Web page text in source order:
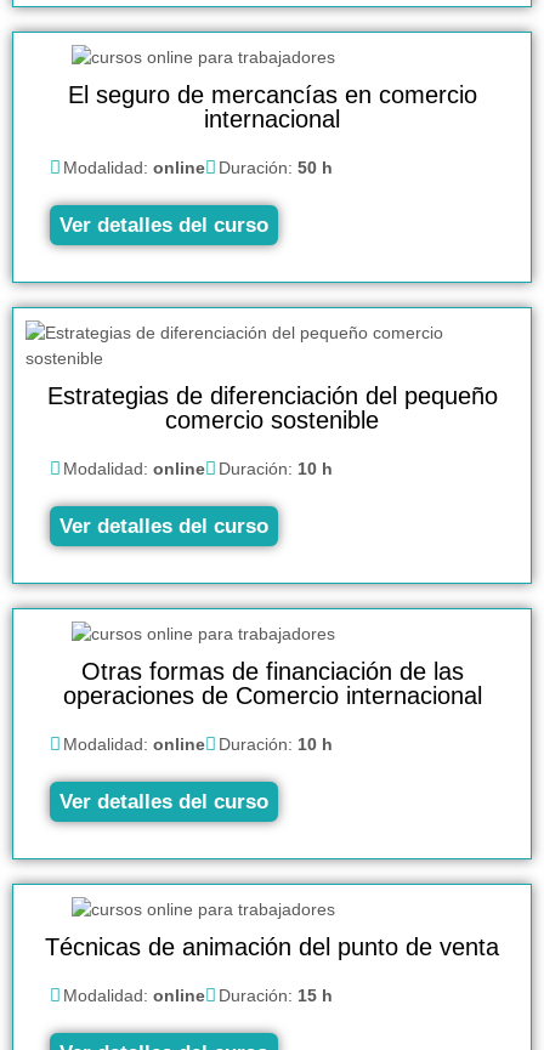
El seguro de mercancías en comercio
internacional
Modalidad: online Duración: 50 h
Ver detalles del curso
Estrategias de diferenciación del pequeño
comercio sostenible
Modalidad: online Duración: 10 h
Ver detalles del curso
Otras formas de financiación de las
operaciones de Comercio internacional
Modalidad: online Duración: 10 h
Ver detalles del curso
Técnicas de animación del punto de venta
Modalidad: online Duración: 15 h